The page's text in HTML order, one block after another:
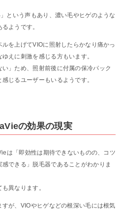
という声もあり、濃い毛やヒゲのような
ようです。
ルを上げてVIOに照射したらかなり痛かっ
えに刺激を感じる方もいます。
」ため、照射前後に付属の保冷パック
じるユーザーもいるようです。
の効果の現実
は「即効性は期待できないものの、コツ
できる」脱毛器であることがわかりま
異なります。
が、VIOやヒゲなどの根深い毛には根気